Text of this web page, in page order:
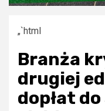
„`html
Branża
drugiej
dopłat